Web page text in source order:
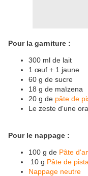
Pour la garniture :
300 ml de lait
1 œuf + 1 jaune
60 g de sucre
18 g de maïzena
20 g de pâte de
Le zeste d'une
Pour le nappage :
100 g de Pâte
10 g Pâte de
Nappage neutre